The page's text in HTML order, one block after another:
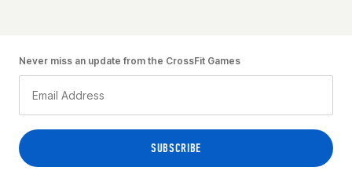
Never miss an update from the CrossFit Games